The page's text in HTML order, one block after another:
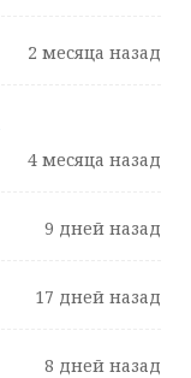
2 месяца назад
4 месяца назад
9 дней назад
17 дней назад
8 дней назад